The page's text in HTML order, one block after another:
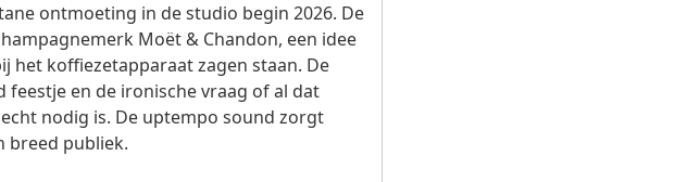
ontmoeting in de studio begin 2026. De
Moët & Chandon, een idee
het koffiezetapparaat zagen staan. De
feestje en de ironische vraag of al dat
nodig is. De uptempo sound zorgt
breed publiek.